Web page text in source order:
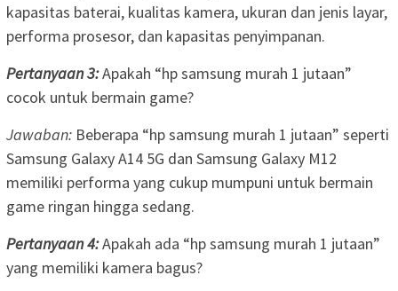
kapasitas baterai, kualitas kamera, ukuran dan jenis layar,
performa prosesor, dan kapasitas penyimpanan.
Pertanyaan 3:Apakah “hp samsung murah 1 jutaan”
cocok untuk bermain game?
Jawaban: Beberapa “hp samsung murah 1 jutaan” seperti
Samsung Galaxy A14 5G dan Samsung Galaxy M12
memiliki performa yang cukup mumpuni untuk bermain
game ringan hingga sedang.
Pertanyaan 4:Apakah ada “hp samsung murah 1 jutaan”
yang memiliki kamera bagus?